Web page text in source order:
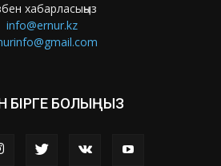
хабарласыңыз
info@ernur.kz
БІРГЕ БОЛЫҢЫЗ